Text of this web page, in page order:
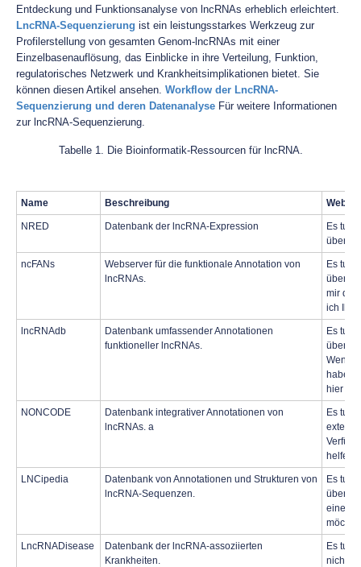
Entdeckung und Funktionsanalyse von lncRNAs erheblich erleichtert.
LncRNA-Sequenzierung ist ein leistungsstarkes Werkzeug zur
Profilerstellung von gesamten Genom-lncRNAs mit einer
Einzelbasenauflösung, das Einblicke in ihre Verteilung, Funktion,
regulatorisches Netzwerk und Krankheitsimplikationen bietet. Sie
können diesen Artikel ansehen. Workflow der LncRNA-
Sequenzierung und deren Datenanalyse Für weitere Informationen
zur lncRNA-Sequenzierung.
Tabelle 1. Die Bioinformatik-Ressourcen für lncRNA.
Name Beschreibung
NRED Datenbank der lncRNA-Expression
Es tut
ncFANs
Webserver für die funktionale Annotation von
lncRNAs.
Es tut
mir
ich
lncRNAdb
Datenbank umfassender Annotationen
funktioneller lncRNAs.
Es tut
Wenn
haben,
hier
NONCODE
Datenbank integrativer Annotationen von
lncRNAs. a
Es tut
helfe
LNCipedia
Datenbank von Annotationen und Strukturen von
lncRNA-Sequenzen.
Es tut
einen
LncRNADisease
Datenbank der lncRNA-assoziierten
Krankheiten.
Es tut
nicht